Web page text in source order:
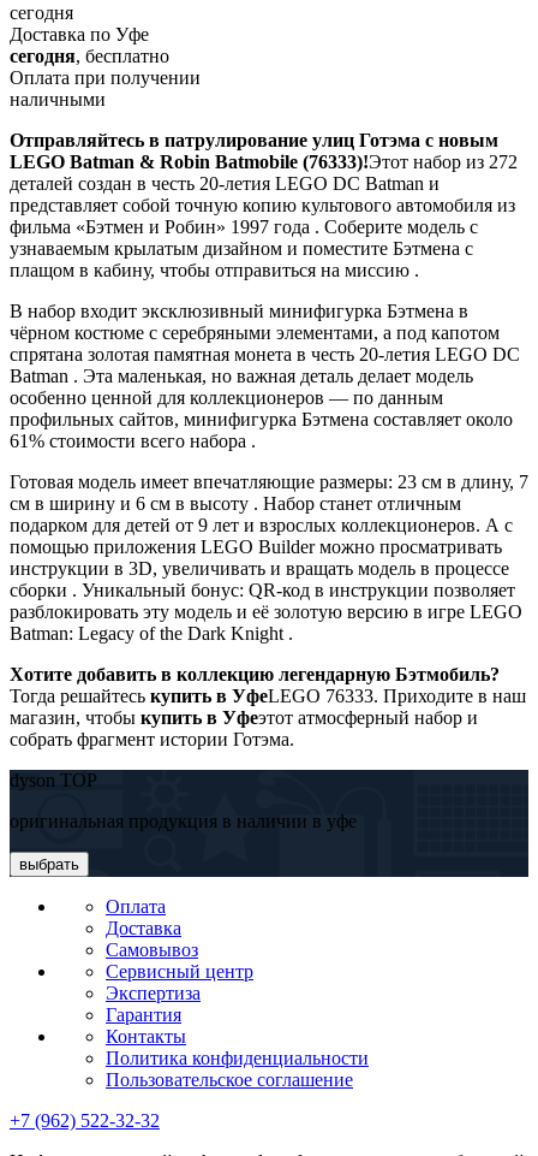
сегодня
Доставка по Уфе
сегодня, бесплатно
Оплата при получении
наличными
Отправляйтесь в патрулирование улиц Готэма с новым
LEGO Batman & Robin Batmobile (76333)!Этот набор из 272
деталей создан в честь 20-летия LEGO DC Batman и
представляет собой точную копию культового автомобиля из
фильма «Бэтмен и Робин» 1997 года . Соберите модель с
узнаваемым крылатым дизайном и поместите Бэтмена с
плащом в кабину, чтобы отправиться на миссию .
В набор входит эксклюзивный минифигурка Бэтмена в
чёрном костюме с серебряными элементами, а под капотом
спрятана золотая памятная монета в честь 20-летия LEGO DC
Batman . Эта маленькая, но важная деталь делает модель
особенно ценной для коллекционеров — по данным
профильных сайтов, минифигурка Бэтмена составляет около
61% стоимости всего набора .
Готовая модель имеет впечатляющие размеры: 23 см в длину, 7
см в ширину и 6 см в высоту . Набор станет отличным
подарком для детей от 9 лет и взрослых коллекционеров. А с
помощью приложения LEGO Builder можно просматривать
инструкции в 3D, увеличивать и вращать модель в процессе
сборки . Уникальный бонус: QR-код в инструкции позволяет
разблокировать эту модель и её золотую версию в игре LEGO
Batman: Legacy of the Dark Knight .
Хотите добавить в коллекцию легендарную Бэтмобиль?
Тогда решайтесь купить в УфеLEGO 76333. Приходите в наш
магазин, чтобы купить в Уфеэтот атмосферный набор и
собрать фрагмент истории Готэма.
dyson TOP
оригинальная продукция в наличии в уфе
выбрать
Оплата
Доставка
Самовывоз
Сервисный центр
Экспертиза
Гарантия
Контакты
Политика конфиденциальности
Пользовательское соглашение
+7 (962) 522-32-32